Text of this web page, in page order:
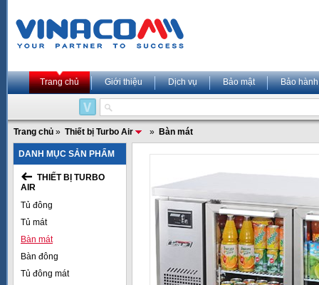
Trang chủ Giới thiệu Dịch vụ Bảo mật Bảo hành
Trang chủ » Thiết bị Turbo Air » Bàn mát
DANH MỤC SẢN PHẨM
THIẾT BỊ TURBO
AIR
Tủ đông
Tủ mát
Bàn mát
Bàn đông
Tủ đông mát